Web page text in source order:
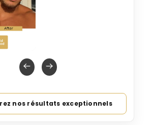
nos résultats exceptionnels